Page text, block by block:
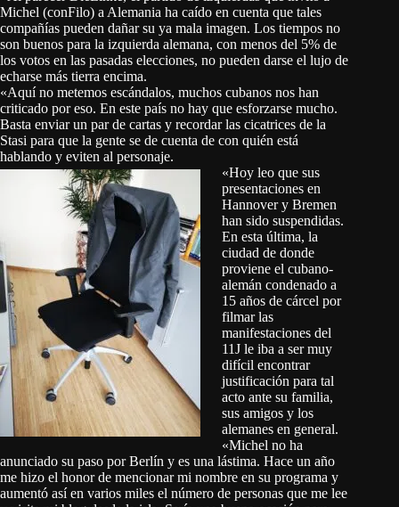
Michel (conFilo) a Alemania ha caído en cuenta que tales
compañías pueden dañar su ya mala imagen. Los tiempos no
son buenos para la izquierda alemana, con menos del 5% de
los votos en las pasadas elecciones, no pueden darse el lujo de
echarse más tierra encima.
«Aquí no metemos escándalos, muchos cubanos nos han
criticado por eso. En este país no hay que esforzarse mucho.
Basta enviar un par de cartas y recordar las cicatrices de la
Stasi para que la gente se de cuenta de con quién está
hablando y eviten al personaje.
«Hoy leo que sus
presentaciones en
Hannover y Bremen
han sido suspendidas.
En esta última, la
ciudad de donde
proviene el cubano-
alemán condenado a
15 años de cárcel por
filmar las
manifestaciones del
11J le iba a ser muy
difícil encontrar
justificación para tal
acto ante su familia,
sus amigos y los
alemanes en general.
«Michel no ha
anunciado su paso por Berlín y es una lástima. Hace un año
me hizo el honor de mencionar mi nombre en su programa y
aumentó así en varios miles el número de personas que me lee